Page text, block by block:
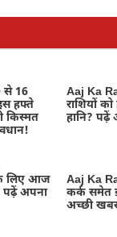
से 16
हफ्ते
किस्मत
Aaj Ka
राशियों
हानि? पढ़ें
लिए आज
पढ़ें अपना
Aaj Ka
कर्क समेत
अच्छी